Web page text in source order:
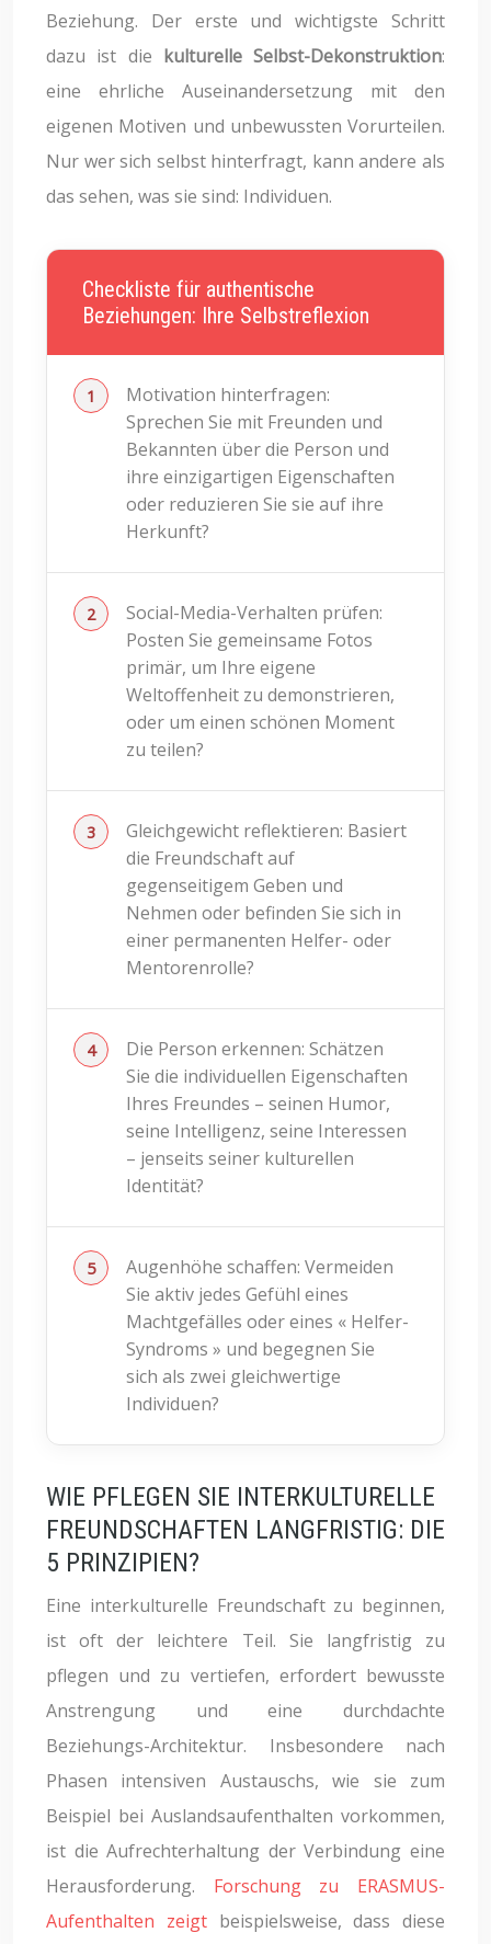
Beziehung. Der erste und wichtigste Schritt
dazu ist die kulturelle Selbst-Dekonstruktion:
eine ehrliche Auseinandersetzung mit den
eigenen Motiven und unbewussten Vorurteilen.
Nur wer sich selbst hinterfragt, kann andere als
das sehen, was sie sind: Individuen.
Checkliste für authentische
Beziehungen: Ihre Selbstreflexion
Motivation hinterfragen:
Sprechen Sie mit Freunden und
Bekannten über die Person und
ihre einzigartigen Eigenschaften
oder reduzieren Sie sie auf ihre
Herkunft?
Social-Media-Verhalten prüfen:
Posten Sie gemeinsame Fotos
primär, um Ihre eigene
Weltoffenheit zu demonstrieren,
oder um einen schönen Moment
zu teilen?
Gleichgewicht reflektieren: Basiert
die Freundschaft auf
gegenseitigem Geben und
Nehmen oder befinden Sie sich in
einer permanenten Helfer- oder
Mentorenrolle?
Die Person erkennen: Schätzen
Sie die individuellen Eigenschaften
Ihres Freundes – seinen Humor,
seine Intelligenz, seine Interessen
– jenseits seiner kulturellen
Identität?
Augenhöhe schaffen: Vermeiden
Sie aktiv jedes Gefühl eines
Machtgefälles oder eines « Helfer-
Syndroms » und begegnen Sie
sich als zwei gleichwertige
Individuen?
WIE PFLEGEN SIE INTERKULTURELLE
FREUNDSCHAFTEN LANGFRISTIG: DIE
5 PRINZIPIEN?
Eine interkulturelle Freundschaft zu beginnen,
ist oft der leichtere Teil. Sie langfristig zu
pflegen und zu vertiefen, erfordert bewusste
Anstrengung und eine durchdachte
Beziehungs-Architektur. Insbesondere nach
Phasen intensiven Austauschs, wie sie zum
Beispiel bei Auslandsaufenthalten vorkommen,
ist die Aufrechterhaltung der Verbindung eine
Herausforderung. Forschung zu ERASMUS-
Aufenthalten zeigtbeispielsweise, dass diese